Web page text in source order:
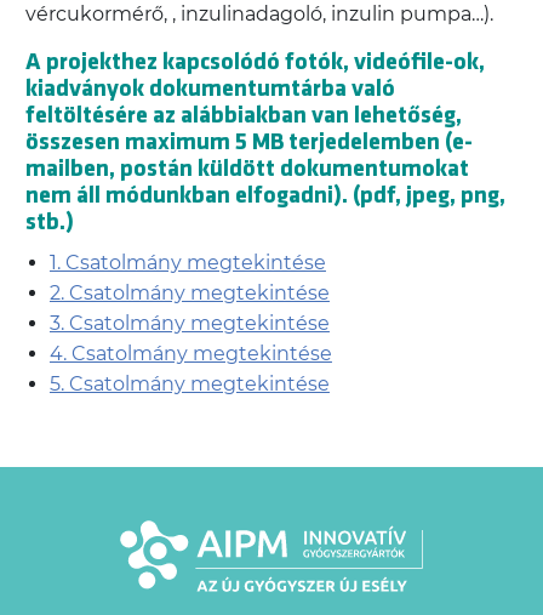
vércukormérő, , inzulinadagoló, inzulin pumpa…).
A projekthez kapcsolódó fotók, videófile-ok,
kiadványok dokumentumtárba való
feltöltésére az alábbiakban van lehetőség,
összesen maximum 5 MB terjedelemben (e-
mailben, postán küldött dokumentumokat
nem áll módunkban elfogadni). (pdf, jpeg, png,
stb.)
1. Csatolmány megtekintése
2. Csatolmány megtekintése
3. Csatolmány megtekintése
4. Csatolmány megtekintése
5. Csatolmány megtekintése